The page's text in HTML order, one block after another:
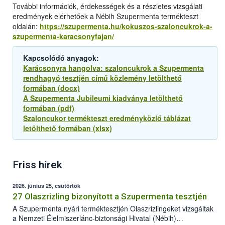
További információk, érdekességek és a részletes vizsgálati
eredmények elérhetőek a Nébih Szupermenta termékteszt
oldalán: https://szupermenta.hu/kokuszos-szaloncukrok-a-
szupermenta-karacsonyfajan/
Kapcsolódó anyagok:
Karácsonyra hangolva: szaloncukrok a Szupermenta
rendhagyó tesztjén című közlemény letölthető
formában (docx)
A Szupermenta Jubileumi kiadványa letölthető
formában (pdf)
Szaloncukor termékteszt eredményközlő táblázat
letölthető formában (xlsx)
Friss hírek
2026. június 25, csütörtök
27 Olaszrizling bizonyított a Szupermenta tesztjén
A Szupermenta nyári terméktesztjén Olaszrizlingeket vizsgáltak
a Nemzeti Élelmiszerlánc-biztonsági Hivatal (Nébih)